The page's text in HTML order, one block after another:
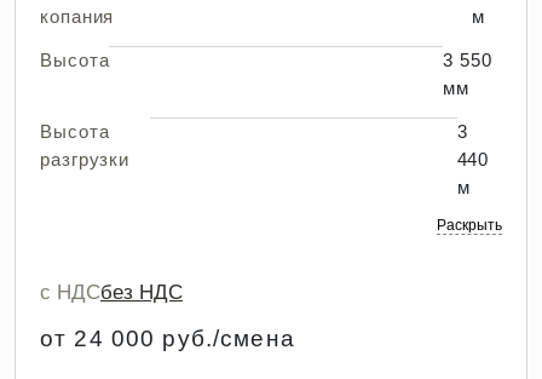
копания
м
Высота
3 550
мм
Высота
разгрузки
3
440
м
Раскрыть
с НДСбез НДС
от 24 000 руб./смена